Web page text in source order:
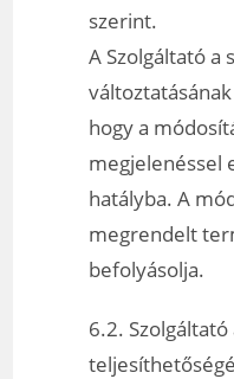
szerint.
A Szolgáltató a
hogy a
megjelenéssel
hatályba. A
megrendelt
befolyásolja.
6.2.